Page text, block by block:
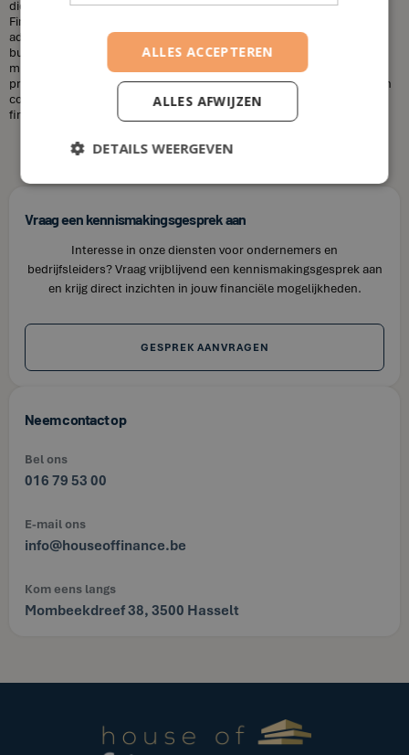
diensten die u nodig heeft en uw financiële situatie. Bij House of
Finance bieden wij betaalbare tarieven voor onze financiële
adviesdiensten, zodat u uw financiën kunt optimaliseren zonder uw
budget te overschrijden. Kortom, laat u niet misleiden door de
misvattingen over financieel adviseurs. Als u op zoek bent naar
professioneel en betrouwbaar financieel advies in Haaltert, neem dan
contact op met House of Finance. Wij staan klaar om u te helpen uw
financiële doelen te bereiken.
Vraag een kennismakingsgesprek aan
Interesse in onze diensten voor ondernemers en
bedrijfsleiders? Vraag vrijblijvend een kennismakingsgesprek aan
en krijg direct inzichten in jouw financiële mogelijkheden.
GESPREK AANVRAGEN
Neem contact op
Bel ons
016 79 53 00
E-mail ons
info@houseoffinance.be
Kom eens langs
Mombeekdreef 38, 3500 Hasselt
ALLES ACCEPTEREN
ALLES AFWIJZEN
DETAILS WEERGEVEN